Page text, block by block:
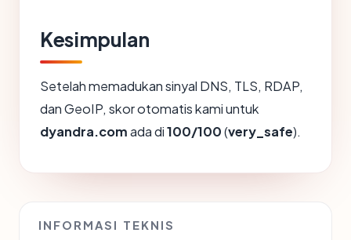
Kesimpulan
Setelah memadukan sinyal DNS, TLS, RDAP,
dan GeoIP, skor otomatis kami untuk
dyandra.comada di100/100(very_safe).
INFORMASI TEKNIS